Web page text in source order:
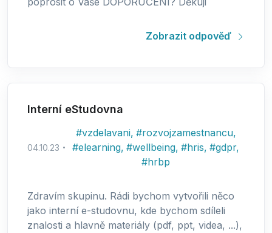
Zobrazit odpověď
Interní eStudovna
04.10.23
#vzdelavani, #rozvojzamestnancu,
#elearning, #wellbeing, #hris, #gdpr,
#hrbp
Zdravím skupinu. Rádi bychom vytvořili něco
jako interní e-studovnu, kde bychom sdíleli
znalosti a hlavně materiály (pdf, ppt, videa, ...),